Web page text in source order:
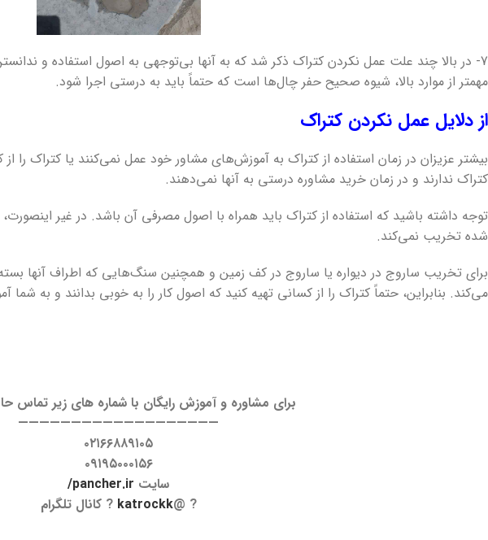
7- در بالا چند علت عمل نکردن کتراک ذکر شد که به آنها بی‌توجهی به اصول استفاده و
مهمتر از موارد بالا، شیوه صحیح حفر چال‌ها است که حتماً باید به درستی اجرا شود.
از دلایل عمل نکردن کتراک
بیشتر عزیزان در زمان استفاده از کتراک به آموزش‌های مشاور خود عمل نمی‌کنند یا کتراک را
کتراک ندارند و در زمان خرید مشاوره درستی به آنها نمی‌دهند.
توجه داشته باشید که استفاده از کتراک باید همراه با اصول مصرفی آن باشد. در غیر
شده تخریب نمی‌کند.
برای تخریب ساروج در دیواره یا ساروج در کف زمین و همچنین سنگ‌هایی که اطراف آنها
می‌کند. بنابراین، حتماً کتراک را از کسانی تهیه کنید که اصول کار را به خوبی بدانند و به شما
برای مشاوره و آموزش رایگان با شماره های زیر تماس
———————————————————
۰۲۱۶۶۸۸۹۱۰۵
۰۹۱۹۵۰۰۰۱۵۶
سایت pancher.ir/
? @
katrockk ? کانال تلگرام